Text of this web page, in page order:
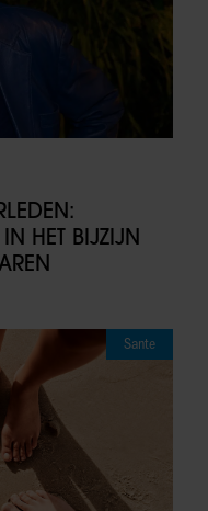
IN HET BIJZIJN
Sante